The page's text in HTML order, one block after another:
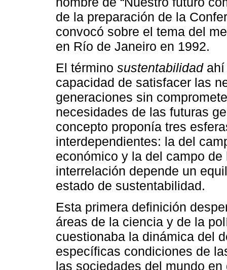
de la preparación de la
convocó sobre el tema del
en Río de Janeiro en 1992.
El término sustentabilidadahí
capacidad de satisfacer las
generaciones sin
necesidades de las futuras
concepto proponía tres
interdependientes: la del
económico y la del campo
interrelación depende un
estado de sustentabilidad.
Esta primera definición
áreas de la ciencia y de la
cuestionaba la dinámica del
específicas condiciones de
las sociedades del mundo